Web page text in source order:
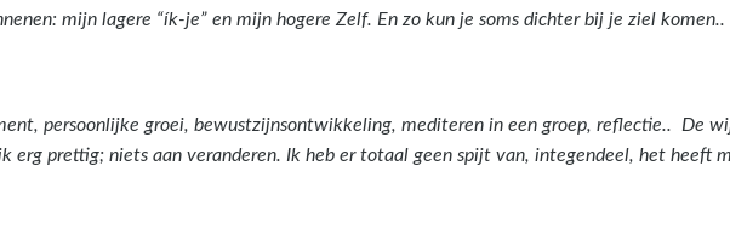
mijn lagere “ík-je” en mijn hogere Zelf. En zo kun je soms dichter bij je ziel komen..
persoonlijke groei, bewustzijnsontwikkeling, mediteren in een groep, reflectie.. De
erg prettig; niets aan veranderen. Ik heb er totaal geen spijt van, integendeel, het heeft